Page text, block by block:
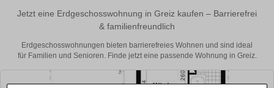
Jetzt eine Erdgeschosswohnung in Greiz kaufen – Barrierefrei
& familienfreundlich
Erdgeschosswohnungen bieten barrierefreies Wohnen und sind ideal
für Familien und Senioren. Finde jetzt eine passende Wohnung in Greiz.